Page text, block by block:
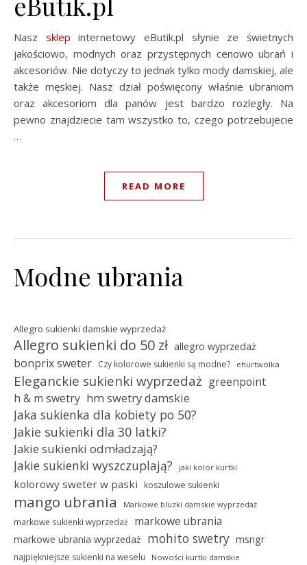
Nasz sklep internetowy eButik.pl słynie ze świetnych
jakościowo, modnych oraz przystępnych cenowo ubrań i
akcesoriów. Nie dotyczy to jednak tylko mody damskiej, ale
także męskiej. Nasz dział poświęcony właśnie ubraniom
oraz akcesoriom dla panów jest bardzo rozległy. Na
pewno znajdziecie tam wszystko to, czego potrzebujecie
…
READ MORE
Modne ubrania
Allegro sukienki damskie wyprzedaż
Allegro sukienki do 50 zł allegro wyprzedaż
bonprix sweter Czy kolorowe sukienki są modne? ehurtwolka
Eleganckie sukienki wyprzedaż greenpoint
h & m swetry hm swetry damskie
Jaka sukienka dla kobiety po 50?
Jakie sukienki dla 30 latki?
Jakie sukienki odmładzają?
Jakie sukienki wyszczuplają? jaki kolor kurtki
kolorowy sweter w paski koszulowe sukienki
mango ubrania Markowe bluzki damskie wyprzedaż
markowe sukienki wyprzedaż markowe ubrania
markowe ubrania wyprzedaż mohito swetry msngr
najpiękniejsze sukienki na weselu Nowości kurtki damskie